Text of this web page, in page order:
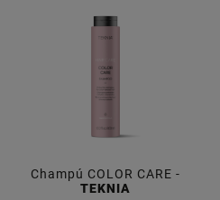
Champú COLOR CARE -
TEKNIA